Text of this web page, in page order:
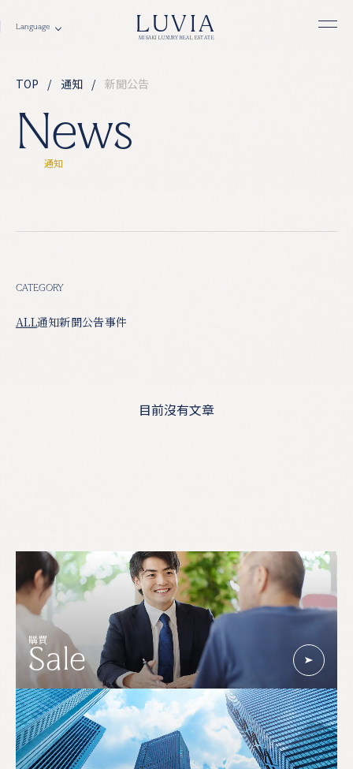
LUVIA
MISAKI LUXURY REAL ESTATE
News
通知
TOP 通知 新聞公告
CATEGORY
ALL通知新聞公告事件
目前沒有文章
購買
Sale